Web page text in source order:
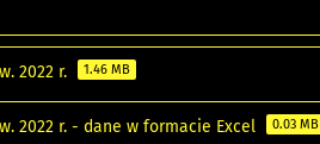
2022 r. 1.46 MB
2022 r. - dane w formacie Excel 0.03 MB